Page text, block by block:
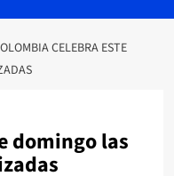
CELEBRA ESTE
domingo las